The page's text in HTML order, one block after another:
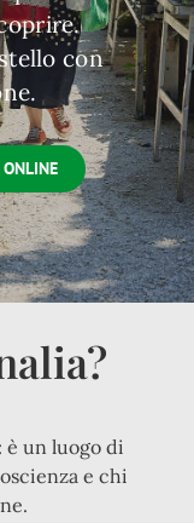
con
è un luogo di
e chi